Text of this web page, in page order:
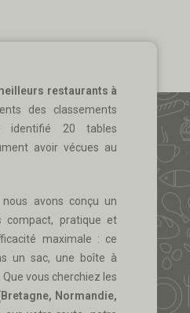
restaurants à
des classements
identifié 20 tables
avoir vécues au
avons conçu un
compact, pratique et
maximale : ce
un sac, une boîte à
vous cherchiez les
Normandie,